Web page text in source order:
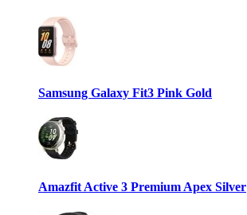
Samsung Galaxy Fit3 Pink Gold
Amazfit Active 3 Premium Apex Silver